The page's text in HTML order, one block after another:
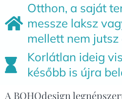
Otthon, a saját
messze laksz
mellett nem
Korlátlan ideig
később is újra
A BOHOdesign